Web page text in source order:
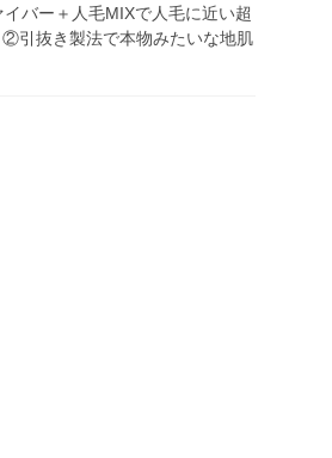
バー＋人毛MIXで人毛に近い超
引抜き製法で本物みたいな地肌